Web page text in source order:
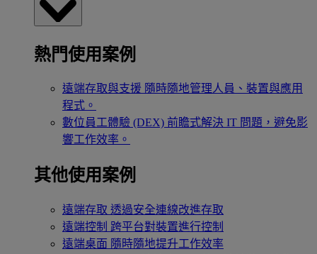
熱門使用案例
遠端存取與支援 隨時隨地管理人員、裝置與應用
程式。
數位員工體驗 (DEX) 前瞻式解決 IT 問題，避免影
響工作效率。
其他使用案例
遠端存取 透過安全連線改進存取
遠端控制 跨平台對裝置進行控制
遠端桌面 隨時隨地提升工作效率